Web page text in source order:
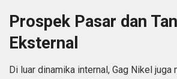
Prospek Pasar dan
Eksternal
Di luar dinamika internal, Gag Nikel juga